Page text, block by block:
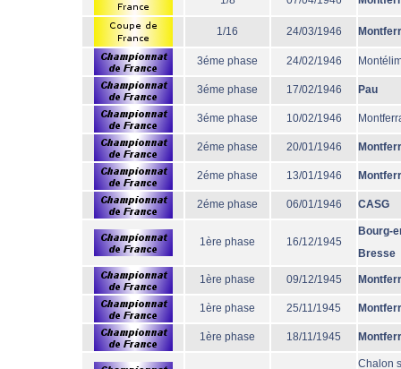
1/16 24/03/1946
3éme phase 24/02/1946
3éme phase 17/02/1946 Pau
3éme phase 10/02/1946
2éme phase 20/01/1946
2éme phase 13/01/1946
2éme phase 06/01/1946 CASG
1ère phase 16/12/1945
Bourg-
Bresse
1ère phase 09/12/1945
1ère phase 25/11/1945
1ère phase 18/11/1945
Chalon